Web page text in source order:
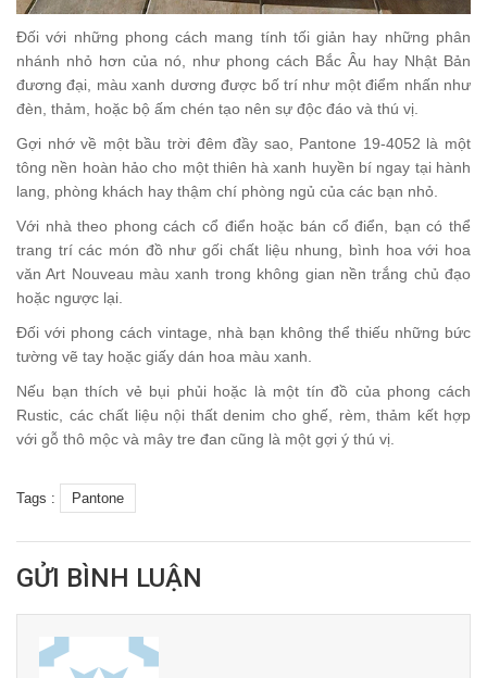
Đối với những phong cách mang tính tối giản hay những phân
nhánh nhỏ hơn của nó, như phong cách Bắc Âu hay Nhật Bản
đương đại, màu xanh dương được bố trí như một điểm nhấn như
đèn, thảm, hoặc bộ ấm chén tạo nên sự độc đáo và thú vị.
Gợi nhớ về một bầu trời đêm đầy sao, Pantone 19-4052 là một
tông nền hoàn hảo cho một thiên hà xanh huyền bí ngay tại hành
lang, phòng khách hay thậm chí phòng ngủ của các bạn nhỏ.
Với nhà theo phong cách cổ điển hoặc bán cổ điển, bạn có thể
trang trí các món đồ như gối chất liệu nhung, bình hoa với hoa
văn Art Nouveau màu xanh trong không gian nền trắng chủ đạo
hoặc ngược lại.
Đối với phong cách vintage, nhà bạn không thể thiếu những bức
tường vẽ tay hoặc giấy dán hoa màu xanh.
Nếu bạn thích vẻ bụi phủi hoặc là một tín đồ của phong cách
Rustic, các chất liệu nội thất denim cho ghế, rèm, thảm kết hợp
với gỗ thô mộc và mây tre đan cũng là một gợi ý thú vị.
Tags : Pantone
GỬI BÌNH LUẬN